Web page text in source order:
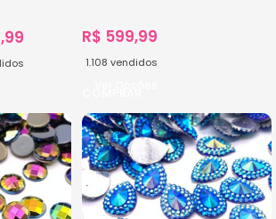
R$ 599,99
1.108 vendidos